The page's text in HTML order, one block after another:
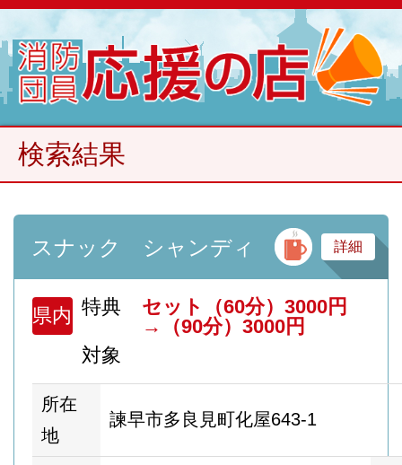
検索結果
スナック シャンディ バ
詳細
県内 特典
セット（60分）3000円
→（90分）3000円
対象
所在
地
諫早市多良見町化屋643-1